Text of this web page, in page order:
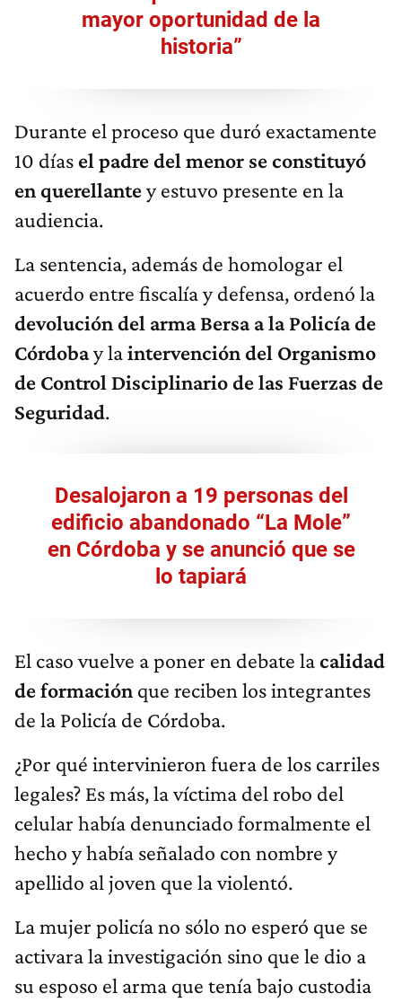
mayor oportunidad de la
historia”
Durante el proceso que duró exactamente
10 días el padre del menor se constituyó
en querellantey estuvo presente en la
audiencia.
La sentencia, además de homologar el
acuerdo entre fiscalía y defensa, ordenó la
devolución del arma Bersa a la Policía de
Córdobay laintervención del Organismo
de Control Disciplinario de las Fuerzas de
Seguridad.
Desalojaron a 19 personas del
edificio abandonado “La Mole”
en Córdoba y se anunció que se
lo tapiará
El caso vuelve a poner en debate lacalidad
de formación que reciben los integrantes
de la Policía de Córdoba.
¿Por qué intervinieron fuera de los carriles
legales? Es más, la víctima del robo del
celular había denunciado formalmente el
hecho y había señalado con nombre y
apellido al joven que la violentó.
La mujer policía no sólo no esperó que se
activara la investigación sino que le dio a
su esposo el arma que tenía bajo custodia